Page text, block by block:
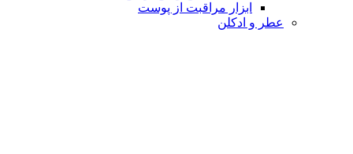
ابزار مراقبت از پوست
عطر و ادکلن